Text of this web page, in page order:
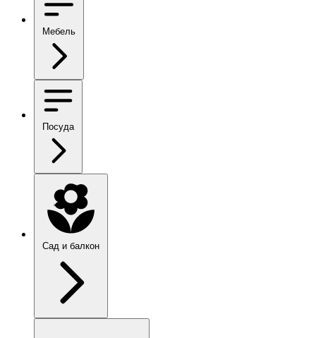
Мебель
Посуда
Сад и балкон